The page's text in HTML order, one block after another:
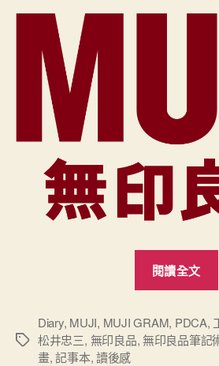
閱讀全文
標
Diary, MUJI, MUJI GRAM, PDCA,
松井忠三, 無印良品,無印良品筆記
畫,記事本,讀後感